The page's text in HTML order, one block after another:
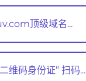
顶级域名...
维码身份证” 扫码...